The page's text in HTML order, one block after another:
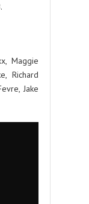
Maggie
Richard
Jake